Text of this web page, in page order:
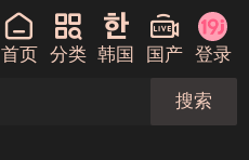
首页 分类 韩国 国产 登录
搜索